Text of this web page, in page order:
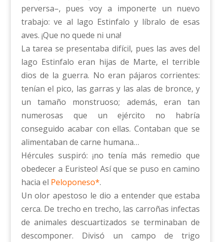
perversa–, pues voy a imponerte un nuevo
trabajo: ve al lago Estinfalo y líbralo de esas
aves. ¡Que no quede ni una!
La tarea se presentaba difícil, pues las aves del
lago Estinfalo eran hijas de Marte, el terrible
dios de la guerra. No eran pájaros corrientes:
tenían el pico, las garras y las alas de bronce, y
un tamaño monstruoso; además, eran tan
numerosas que un ejército no habría
conseguido acabar con ellas. Contaban que se
alimentaban de carne humana…
Hércules suspiró: ¡no tenía más remedio que
obedecer a Euristeo! Así que se puso en camino
hacia el Peloponeso*.
Un olor apestoso le dio a entender que estaba
cerca. De trecho en trecho, las carroñas infectas
de animales descuartizados se terminaban de
descomponer. Divisó un campo de trigo